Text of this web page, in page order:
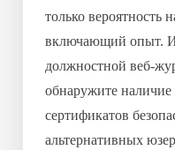
только вероятность
включающий опыт.
должностной веб-
обнаружите
сертификатов
альтернативных